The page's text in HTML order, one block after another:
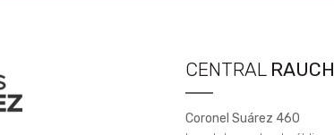
CENTRAL RAUCH
Coronel Suárez 460